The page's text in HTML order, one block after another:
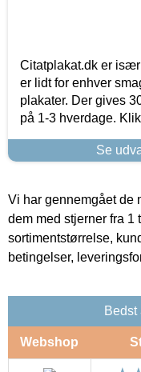
Citatplakat.dk er
er lidt for enhver
plakater. Der gives
på 1-3 hverdage.
Se
Vi har gennemgået de
dem med stjerner fra 1
sortimentstørrelse,
betingelser,
Bedst
Webshop